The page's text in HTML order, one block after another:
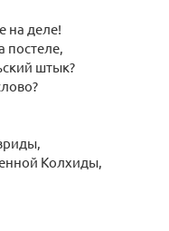
на деле!
постеле,
штык?
Колхиды,